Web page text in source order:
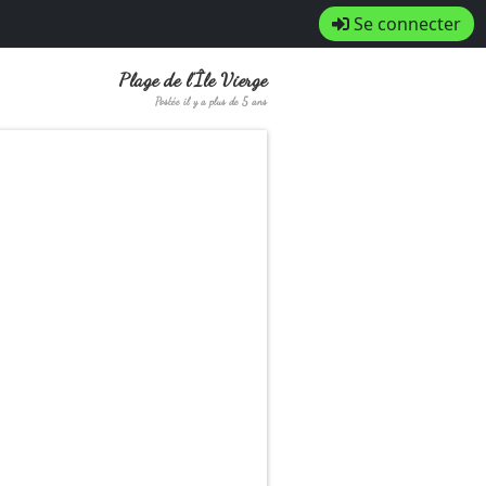
Se connecter
Plage de l’Île Vierge
Postée il y a plus de 5 ans